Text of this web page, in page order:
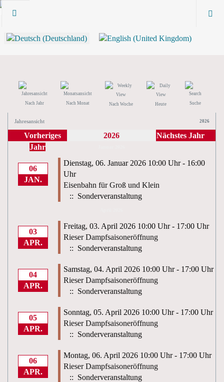
Nach Jahr Nach Monat Nach Woche Heute Suche
Jahresansicht 2026
Vorheriges
Jahr
2026 Nächstes Jahr
06
JAN.
Dienstag, 06. Januar 2026 10:00 Uhr - 16:00
Uhr
Eisenbahn für Groß und Klein
:: Sonderveranstaltung
03
APR.
Freitag, 03. April 2026 10:00 Uhr - 17:00 Uhr
Rieser Dampfsaisoneröffnung
:: Sonderveranstaltung
04
APR.
Samstag, 04. April 2026 10:00 Uhr - 17:00 Uhr
Rieser Dampfsaisoneröffnung
:: Sonderveranstaltung
05
APR.
Sonntag, 05. April 2026 10:00 Uhr - 17:00 Uhr
Rieser Dampfsaisoneröffnung
:: Sonderveranstaltung
06
APR.
Montag, 06. April 2026 10:00 Uhr - 17:00 Uhr
Rieser Dampfsaisoneröffnung
:: Sonderveranstaltung